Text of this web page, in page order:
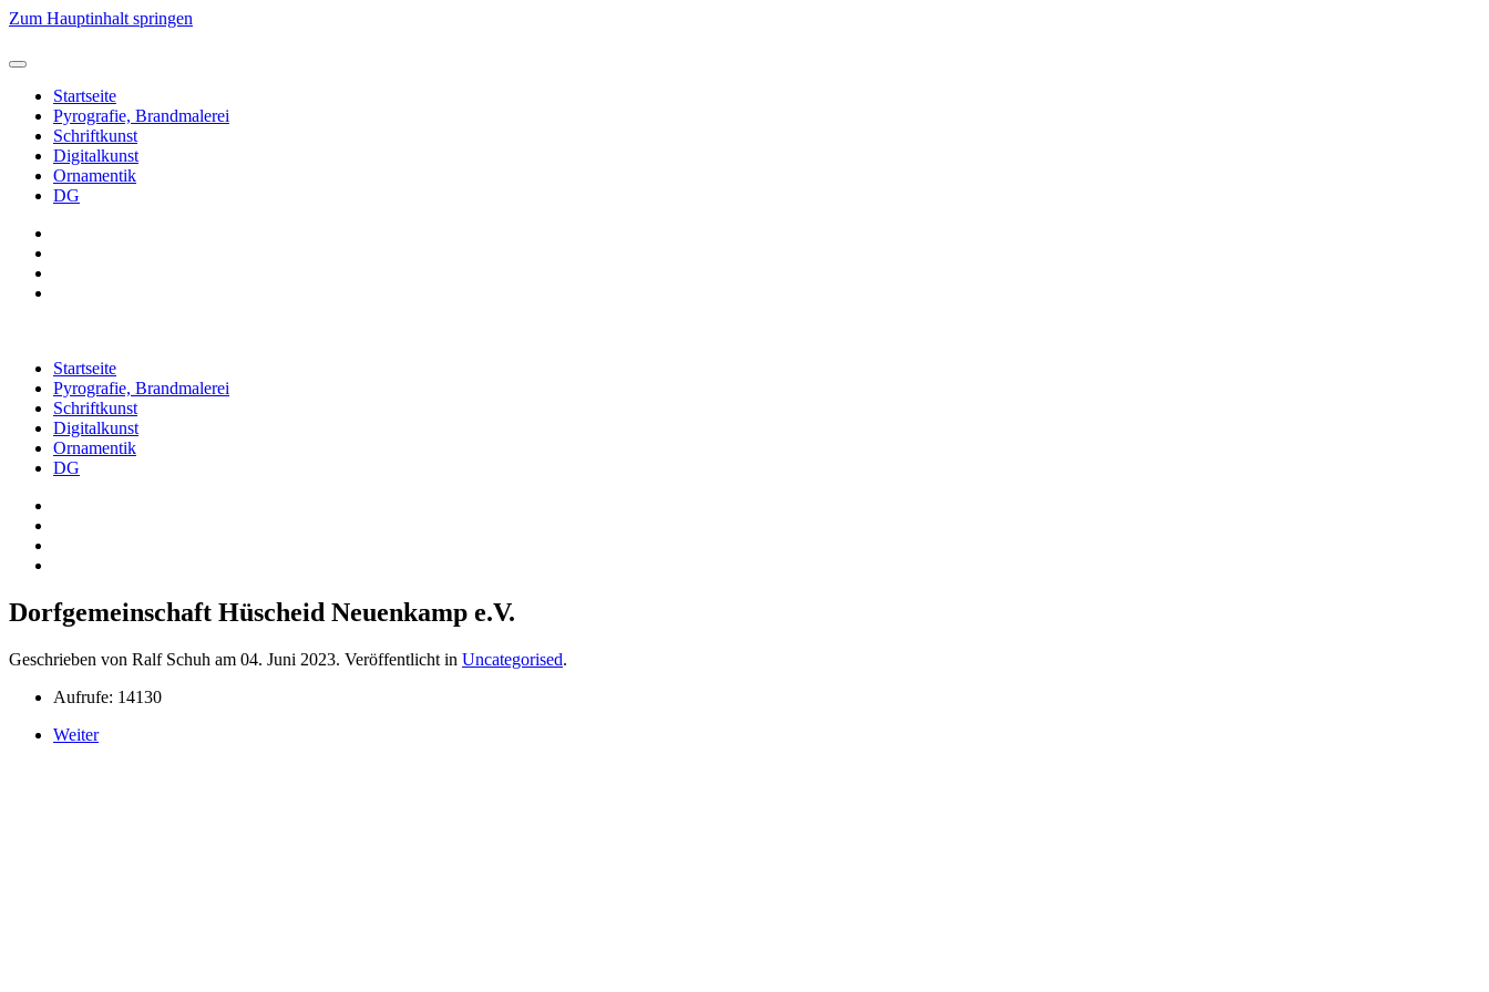
Zum Hauptinhalt springen
Startseite
Pyrografie, Brandmalerei
Schriftkunst
Digitalkunst
Ornamentik
DG
Startseite
Pyrografie, Brandmalerei
Schriftkunst
Digitalkunst
Ornamentik
DG
Dorfgemeinschaft Hüscheid Neuenkamp e.V.
Geschrieben von Ralf Schuh am 04. Juni 2023. Veröffentlicht in Uncategorised.
Aufrufe: 14130
Weiter